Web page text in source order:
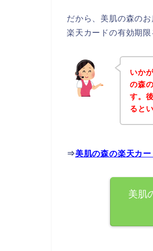
だから、美肌の森の
楽天カードの有効期
いか
の森
す。
ると
⇒美肌の森の楽天カ
美肌